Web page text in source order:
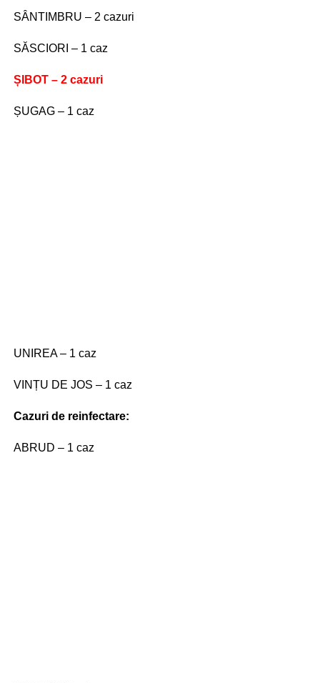
SÂNTIMBRU – 2 cazuri
SĂSCIORI – 1 caz
ȘIBOT – 2 cazuri
ȘUGAG – 1 caz
UNIREA – 1 caz
VINȚU DE JOS – 1 caz
Cazuri de reinfectare:
ABRUD – 1 caz